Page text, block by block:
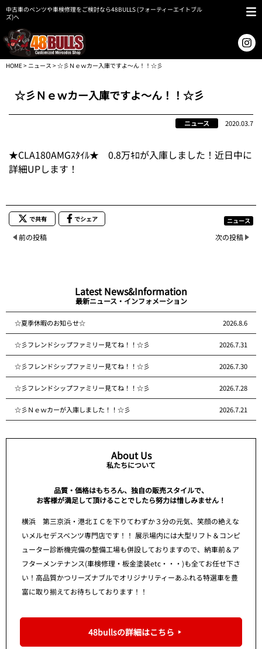
中古車のベンツや車検修理をご検討なら48BULLS (フォーティーエイトブル
ズ)へ
HOME> ニュース > ☆彡Ｎｅｗカー入庫ですよ～ん！！☆彡
☆彡Ｎｅｗカー入庫ですよ～ん！！☆彡
ニュース 2020.03.7
★CLA180AMGｽﾀｲﾙ★ 0.8万ｷﾛが入庫しました！近日中に
詳細UPします！
で共有 でシェア ニュース
前の投稿 次の投稿
Latest News&Information
最新ニュース・インフォメーション
☆夏季休暇のお知らせ☆ 2026.8.6
☆彡フレンドシップファミリー見てね！！☆彡 2026.7.31
☆彡フレンドシップファミリー見てね！！☆彡 2026.7.30
☆彡フレンドシップファミリー見てね！！☆彡 2026.7.28
☆彡Ｎｅｗカーが入庫しました！！☆彡 2026.7.21
About Us
私たちについて
品質・価格はもちろん、独自の販売スタイルで、
お客様が満足して頂けることでしたら努力は惜しみません！
横浜 第三京浜・港北ＩＣを下りてわずか３分の元気、笑顔の絶えな
いメルセデスベンツ専門店です！！ 展示場内には大型リフト＆コンピ
ューター診断機完備の整備工場も併設しておりますので、納車前＆ア
フターメンテナンス(車検修理・板金塗装etc・・・)も全てお任せ下さ
い！高品質かつリーズナブルでオリジナリティーあふれる特選車を豊
富に取り揃えてお待ちしております！！
48bullsの詳細はこちら